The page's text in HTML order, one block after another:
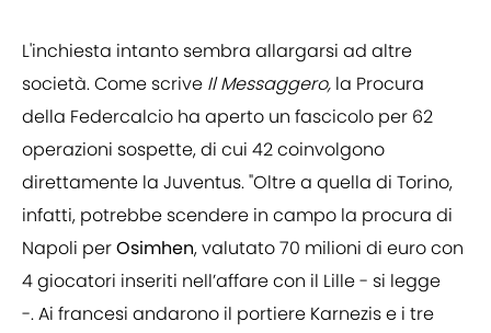
L'inchiesta intanto sembra allargarsi ad altre
società. Come scrive Il Messaggero, la Procura
della Federcalcio ha aperto un fascicolo per 62
operazioni sospette, di cui 42 coinvolgono
direttamente la Juventus. "Oltre a quella di Torino,
infatti, potrebbe scendere in campo la procura di
Napoli perOsimhen, valutato 70 milioni di euro con
4 giocatori inseriti nell’affare con il Lille - si legge
-. Ai francesi andarono il portiere Karnezis e i tre